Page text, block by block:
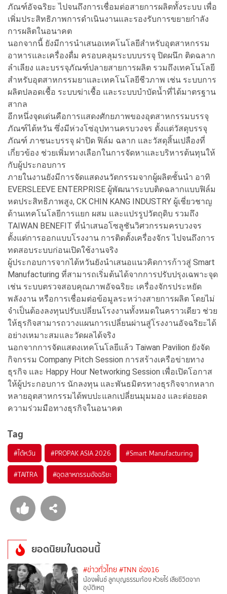
ภัณฑ์อัจฉริยะ ไปจนถึงการเชื่อมต่อสายการผลิตทั้งระบบ เพื่อ
เพิ่มประสิทธิภาพการดำเนินงานและรองรับการขยายกำลัง
การผลิตในอนาคต
นอกจากนี้ ยังมีการนำเสนอเทคโนโลยีสำหรับอุตสาหกรรม
อาหารและเครื่องดื่ม ครอบคลุมระบบบรรจุ ปิดผนึก ติดฉลาก
ลำเลียง และบรรจุภัณฑ์ปลายสายการผลิต รวมถึงเทคโนโลยี
สำหรับอุตสาหกรรมยาและเทคโนโลยีชีวภาพ เช่น ระบบการ
ผลิตปลอดเชื้อ ระบบฆ่าเชื้อ และระบบบำบัดน้ำที่ได้มาตรฐาน
สากล
อีกหนึ่งจุดเด่นคือการแสดงศักยภาพของอุตสาหกรรมบรรจุ
ภัณฑ์ไต้หวัน ซึ่งมีห่วงโซ่อุปทานครบวงจร ตั้งแต่วัสดุบรรจุ
ภัณฑ์ ภาชนะบรรจุ ฝาปิด ฟิล์ม ฉลาก และวัสดุสิ้นเปลืองที่
เกี่ยวข้อง ช่วยเพิ่มทางเลือกในการจัดหาและบริหารต้นทุนให้
กับผู้ประกอบการ
ภายในงานยังมีการจัดแสดงนวัตกรรมจากผู้ผลิตชั้นนำ อาทิ
EVERSLEEVE ENTERPRISE ผู้พัฒนาระบบติดฉลากแบบฟิล์ม
หดประสิทธิภาพสูง, CK CHIN KANG INDUSTRY ผู้เชี่ยวชาญ
ด้านเทคโนโลยีการแยก ผสม และแปรรูปวัตถุดิบ รวมถึง
TAIWAN BENEFIT ที่นำเสนอโซลูชันวิศวกรรมครบวงจร
ตั้งแต่การออกแบบโรงงาน การติดตั้งเครื่องจักร ไปจนถึงการ
ทดสอบระบบก่อนเปิดใช้งานจริง
ผู้ประกอบการจากไต้หวันยังนำเสนอแนวคิดการก้าวสู่ Smart
Manufacturing ที่สามารถเริ่มต้นได้จากการปรับปรุงเฉพาะจุด
เช่น ระบบตรวจสอบคุณภาพอัจฉริยะ เครื่องจักรประหยัด
พลังงาน หรือการเชื่อมต่อข้อมูลระหว่างสายการผลิต โดยไม่
จำเป็นต้องลงทุนปรับเปลี่ยนโรงงานทั้งหมดในคราวเดียว ช่วย
ให้ธุรกิจสามารถวางแผนการเปลี่ยนผ่านสู่โรงงานอัจฉริยะได้
อย่างเหมาะสมและวัดผลได้จริง
นอกจากการจัดแสดงเทคโนโลยีแล้ว Taiwan Pavilion ยังจัด
กิจกรรม Company Pitch Session การสร้างเครือข่ายทาง
ธุรกิจ และ Happy Hour Networking Session เพื่อเปิดโอกาส
ให้ผู้ประกอบการ นักลงทุน และพันธมิตรทางธุรกิจจากหลาก
หลายอุตสาหกรรมได้พบปะแลกเปลี่ยนมุมมอง และต่อยอด
ความร่วมมือทางธุรกิจในอนาคต
Tag
#ไต้หวัน #PROPAK ASIA 2026 #Smart Manufacturing
#TAITRA #อุตสาหกรรมอัจฉริยะ
ยอดนิยมในตอนนี้
#ข่าวทั่วไทย #TNN ช่อง16
น้องพั้นช์ ลูกบุญธรรมก้อง ห้วยไร่ เสียชีวิตจาก
อุบัติเหตุ